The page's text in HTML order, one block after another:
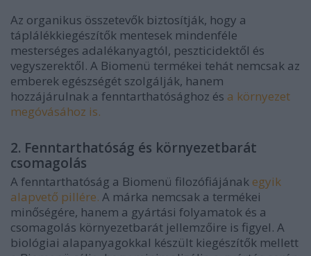
Az organikus összetevők biztosítják, hogy a
táplálékkiegészítők mentesek mindenféle
mesterséges adalékanyagtól, peszticidektől és
vegyszerektől. A Biomenü termékei tehát nemcsak az
emberek egészségét szolgálják, hanem
hozzájárulnak a fenntarthatósághoz és a környezet
megóvásához is.
2. Fenntarthatóság és környezetbarát
csomagolás
A fenntarthatóság a Biomenü filozófiájának egyik
alapvető pillére. A márka nemcsak a termékei
minőségére, hanem a gyártási folyamatok és a
csomagolás környezetbarát jellemzőire is figyel. A
biológiai alapanyagokkal készült kiegészítők mellett